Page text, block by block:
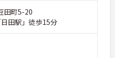
田町5-20
田駅」徒歩15分